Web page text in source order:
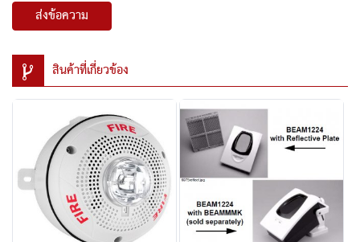
ส่งข้อความ
สินค้าที่เกี่ยวข้อง